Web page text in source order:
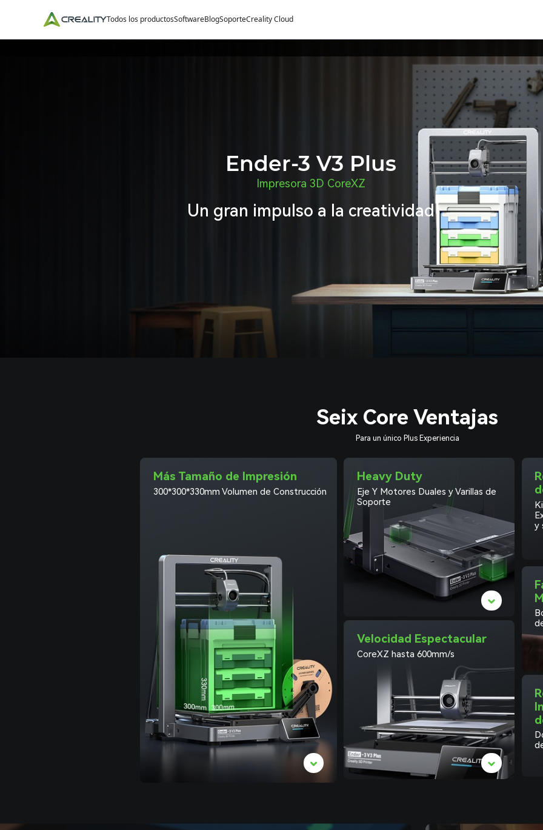
Todos los productosSoftwareBlogSoporteCreality Cloud
Ender-3 V3 Plus
Impresora 3D CoreXZ
Un gran impulso a la creatividad
Seix Core Ventajas
Para un único Plus Experiencia
Más Tamaño de Impresión
300*300*330mm Volumen de Construcción
Heavy Duty
Eje Y Motores Duales y Varillas de
Soporte
Velocidad Espectacular
CoreXZ hasta 600mm/s
y